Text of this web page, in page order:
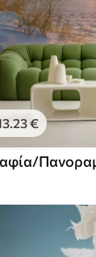
.23€